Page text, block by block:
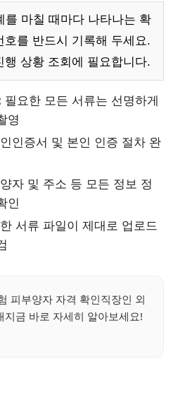
를 마칠 때마다 나타나는 확
호를 반드시 기록해 두세요.
행 상황 조회에 필요합니다.
필요한 모든 서류는 선명하게
영
인증서 및 본인 인증 절차 완
자 및 주소 등 모든 정보 정
인
서류 파일이 제대로 업로드
피부양자 자격 확인직장인 외
지금 바로 자세히 알아보세요!